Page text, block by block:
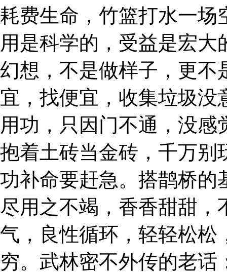
耗费生命，竹篮打水一场
用是科学的，受益是宏
幻想，不是做样子，更不
宜，找便宜，收集垃圾
用功，只因门不通，没
抱着土砖当金砖，千万别
功补命要赶急。搭鹊桥的
尽用之不竭，香香甜甜，
气，良性循环，轻轻松松
穷。武林密不外传的老